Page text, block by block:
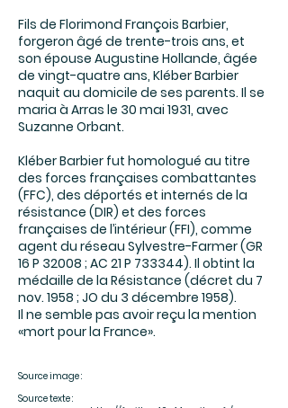
Fils de Florimond François Barbier,
forgeron âgé de trente-trois ans, et
son épouse Augustine Hollande, âgée
de vingt-quatre ans, Kléber Barbier
naquit au domicile de ses parents. Il se
maria à Arras le 30 mai 1931, avec
Suzanne Orbant.
Kléber Barbier fut homologué au titre
des forces françaises combattantes
(FFC), des déportés et internés de la
résistance (DIR) et des forces
françaises de l’intérieur (FFI), comme
agent du réseau Sylvestre-Farmer (GR
16 P 32008 ; AC 21 P 733344). Il obtint la
médaille de la Résistance (décret du 7
nov. 1958 ; JO du 3 décembre 1958).
Il ne semble pas avoir reçu la mention
«mort pour la France».
Source image :
Source texte :